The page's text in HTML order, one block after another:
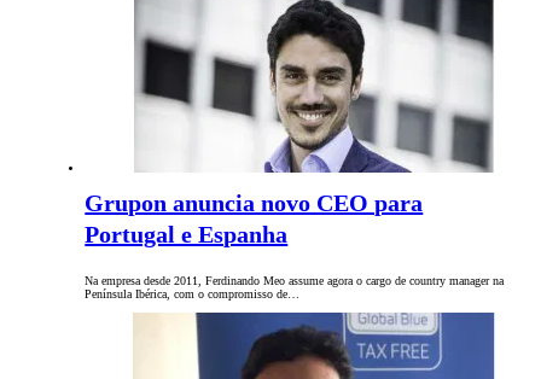
Grupon anuncia novo CEO para
Portugal e Espanha
Na empresa desde 2011, Ferdinando Meo assume agora o cargo de country manager na
Península Ibérica, com o compromisso de…